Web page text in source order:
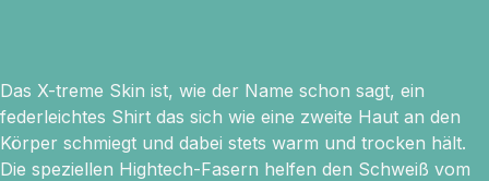
Das X-treme Skin ist, wie der Name schon sagt, ein
federleichtes Shirt das sich wie eine zweite Haut an den
Körper schmiegt und dabei stets warm und trocken hält.
Die speziellen Hightech-Fasern helfen den Schweiß vom